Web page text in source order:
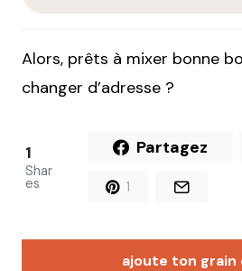
Alors, prêts à mixer bonne
changer d’adresse ?
1
Shar
es
Partagez
1
ajoute ton grain